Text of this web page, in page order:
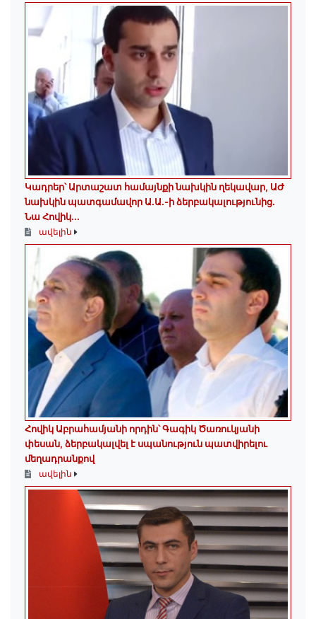
Կադրեր՝ Արտաշատ համայնքի նախկին ղեկավար, ԱԺ
նախկին պատգամավոր Ա.Ա.-ի ձերբակալությունից.
Նա Հովիկ...
ավելին
Հովիկ Աբրահամյանի որդին՝ Գագիկ Ծառուկյանի
փեսան, ձերբակալվել է սպանություն պատվիրելու
մեղադրանքով
ավելին